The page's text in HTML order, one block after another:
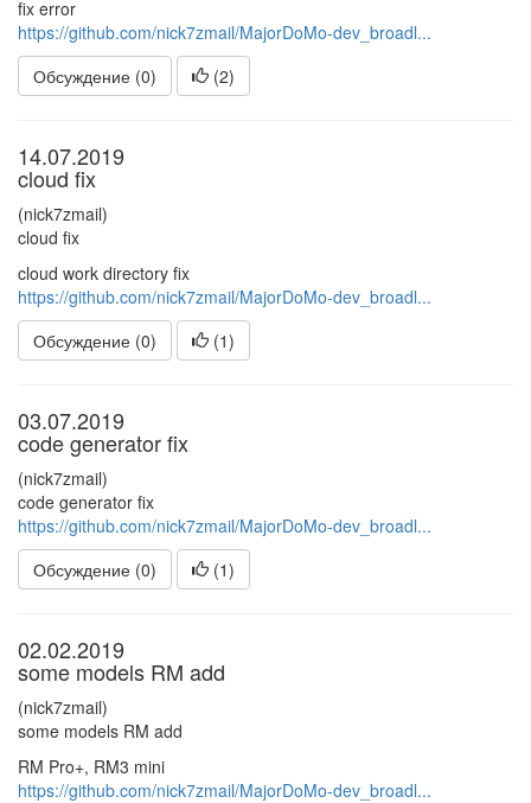
fix error
https://github.com/nick7zmail/MajorDoMo-dev_broadl...
Обсуждение (0)
(2)
14.07.2019
cloud fix
(nick7zmail)
cloud fix
cloud work directory fix
https://github.com/nick7zmail/MajorDoMo-dev_broadl...
Обсуждение (0)
(1)
03.07.2019
code generator fix
(nick7zmail)
code generator fix
https://github.com/nick7zmail/MajorDoMo-dev_broadl...
Обсуждение (0)
(1)
02.02.2019
some models RM add
(nick7zmail)
some models RM add
RM Pro+, RM3 mini
https://github.com/nick7zmail/MajorDoMo-dev_broadl...